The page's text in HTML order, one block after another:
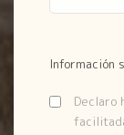
Información
Declaro